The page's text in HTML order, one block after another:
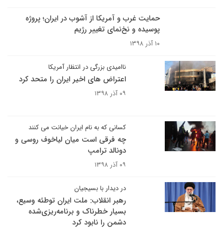
حمایت غرب و آمریکا از آشوب در ایران؛ پروژه
پوسیده و نخ‌نمای تغییر رژیم
۱۰ آذر ۱۳۹۸
ناامیدی بزرگی در انتظار آمریکا
اعتراض های اخیر ایران را متحد کرد
۰۹ آذر ۱۳۹۸
کسانی که به نام ایران خیانت می کنند
چه فرقی است میان لیاخوف روسی و
دونالد ترامپ
۰۹ آذر ۱۳۹۸
در دیدار با بسیجیان
رهبر انقلاب: ملت ایران توطئه‌ وسیع،
بسیار خطرناک و برنامه‌ریزی‌شده‌
دشمن را نابود کرد